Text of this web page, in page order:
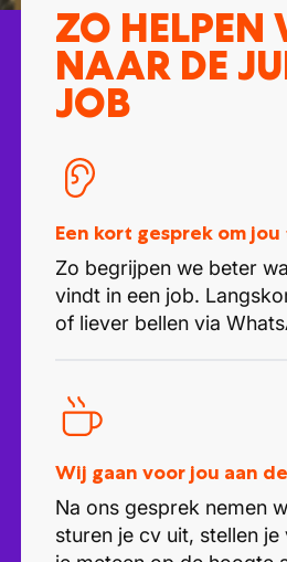
ZO HELPEN
NAAR DE
JOB
Een kort gesprek om
Zo begrijpen we beter
vindt in een job.
of liever bellen via
Wij gaan voor jou aan
Na ons gesprek nemen
sturen je cv uit, stellen